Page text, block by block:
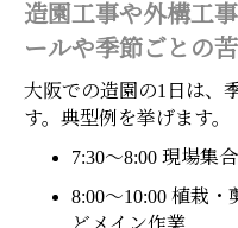
造園工事や外構工
ールや季節ごとの
大阪での造園の1日は、
す。典型例を挙げます。
7:30〜8:00 現場集
8:00〜10:00 植栽
どメイン作業